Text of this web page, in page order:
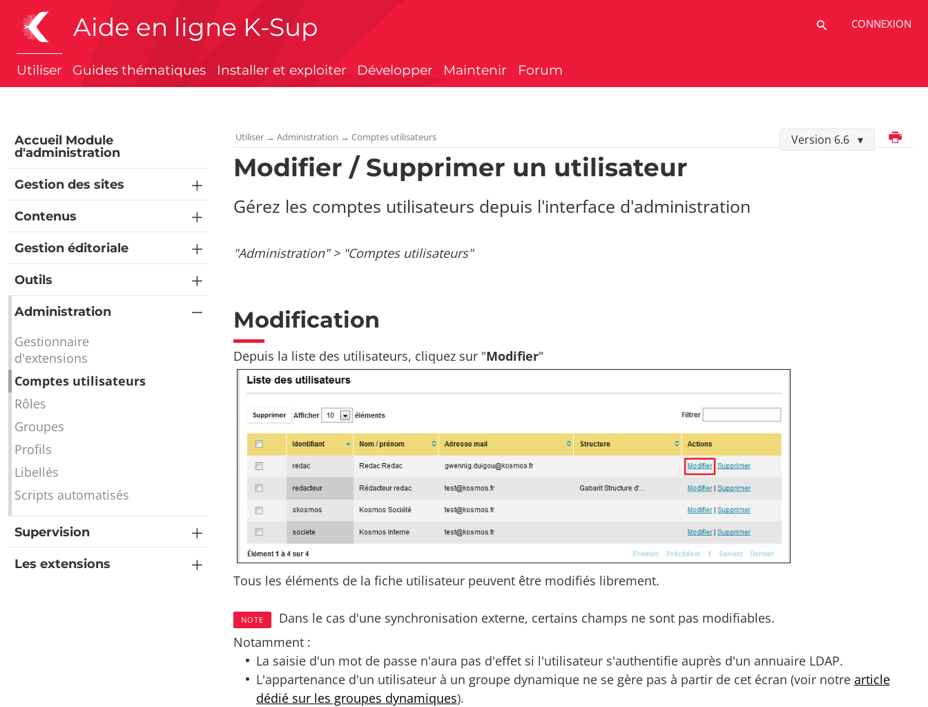
Aide en ligne K-Sup CONNEXION
Utiliser Guides thématiques Installer et exploiter Développer Maintenir Forum
Accueil Module
d'administration
Gestion des sites
Contenus
Gestion éditoriale
Outils
Administration
Gestionnaire
d'extensions
Comptes utilisateurs
Rôles
Groupes
Profils
Libellés
Scripts automatisés
Supervision
Les extensions
Version 6.6Imprimer
Utiliser →Administration →Comptes utilisateurs
Modifier / Supprimer un utilisateur
Gérez les comptes utilisateurs depuis l'interface d'administration
"Administration" > "Comptes utilisateurs"
Modification
Depuis la liste des utilisateurs, cliquez sur "Modifier"
Tous les éléments de la fiche utilisateur peuvent être modifiés librement.
NOTE
Dans le cas d'une synchronisation externe, certains champs ne sont pas modifiables.
Notamment :
La saisie d'un mot de passe n'aura pas d'effet si l'utilisateur s'authentifie auprès d'un annuaire LDAP.
L'appartenance d'un utilisateur à un groupe dynamique ne se gère pas à partir de cet écran (voir notre article
dédié sur les groupes dynamiques).